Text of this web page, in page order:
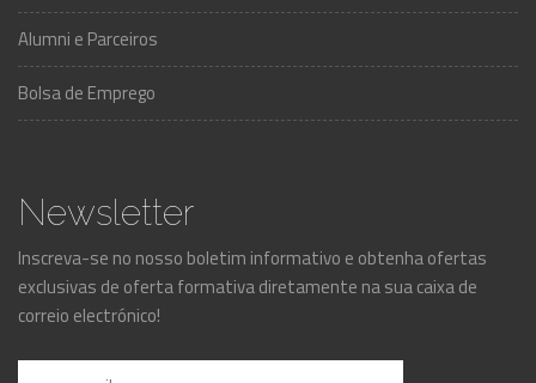
Alumni e Parceiros
Bolsa de Emprego
Newsletter
Inscreva-se no nosso boletim informativo e obtenha ofertas
exclusivas de oferta formativa diretamente na sua caixa de
correio electrónico!